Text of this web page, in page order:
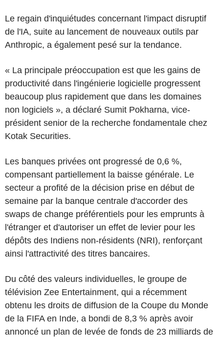
Le regain d'inquiétudes concernant l'impact disruptif
de l'IA, suite au lancement de nouveaux outils par
Anthropic, a également pesé sur la tendance.
« La principale préoccupation est que les gains de
productivité dans l'ingénierie logicielle progressent
beaucoup plus rapidement que dans les domaines
non logiciels », a déclaré Sumit Pokharna, vice-
président senior de la recherche fondamentale chez
Kotak Securities.
Les banques privées ont progressé de 0,6 %,
compensant partiellement la baisse générale. Le
secteur a profité de la décision prise en début de
semaine par la banque centrale d'accorder des
swaps de change préférentiels pour les emprunts à
l'étranger et d'autoriser un effet de levier pour les
dépôts des Indiens non-résidents (NRI), renforçant
ainsi l'attractivité des titres bancaires.
Du côté des valeurs individuelles, le groupe de
télévision Zee Entertainment, qui a récemment
obtenu les droits de diffusion de la Coupe du Monde
de la FIFA en Inde, a bondi de 8,3 % après avoir
annoncé un plan de levée de fonds de 23 milliards de